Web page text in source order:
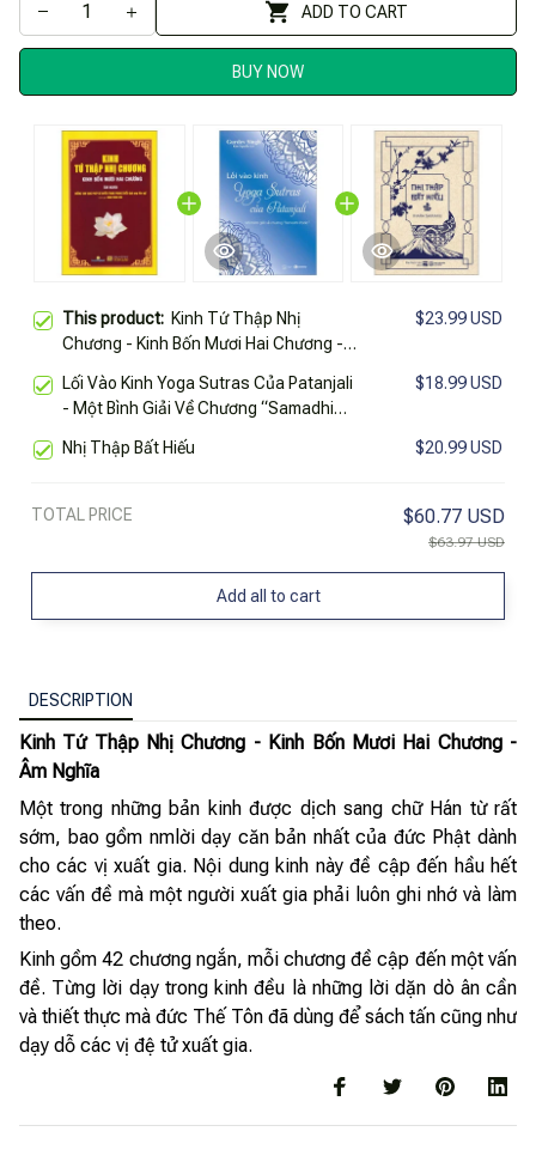
ADD TO CART
BUY NOW
This product: Kinh Tứ Thập Nhị
Chương - Kinh Bốn Mươi Hai Chương -
$23.99 USD
Lối Vào Kinh Yoga Sutras Của Patanjali
- Một Bình Giải Về Chương “Samadhi
$18.99 USD
Nhị Thập Bất Hiếu $20.99 USD
TOTAL PRICE $60.77 USD
$63.97 USD
Add all to cart
DESCRIPTION
Kinh Tứ Thập Nhị Chương - Kinh Bốn Mươi Hai Chương -
Âm Nghĩa
Một trong những bản kinh được dịch sang chữ Hán từ rất
sớm, bao gồm nmlời dạy căn bản nhất của đức Phật dành
cho các vị xuất gia. Nội dung kinh này đề cập đến hầu hết
các vấn đề mà một người xuất gia phải luôn ghi nhớ và làm
theo.
Kinh gồm 42 chương ngắn, mỗi chương đề cập đến một vấn
đề. Từng lời dạy trong kinh đều là những lời dặn dò ân cần
và thiết thực mà đức Thế Tôn đã dùng để sách tấn cũng như
dạy dỗ các vị đệ tử xuất gia.